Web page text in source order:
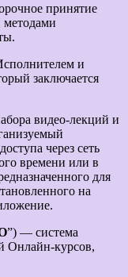
принятие
методами
и
заключается
видео-лекций и
через сеть
времени или в
для
на
”) — система
Онлайн-курсов,